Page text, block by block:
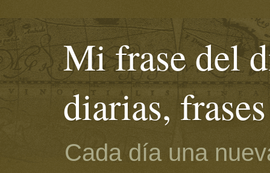
Mi frase del
diarias,
Cada día una